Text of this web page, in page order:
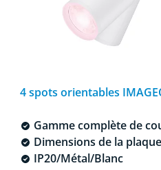
4 spots orientables
Gamme complète de
Dimensions de la
IP20/Métal/Blanc